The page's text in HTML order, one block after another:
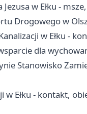
w Ełku -
Drogowego w
w Ełku -
dla
Stanowisko
w Ełku - kontakt,